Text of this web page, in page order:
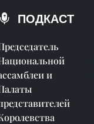
ПОДКАСТ
и